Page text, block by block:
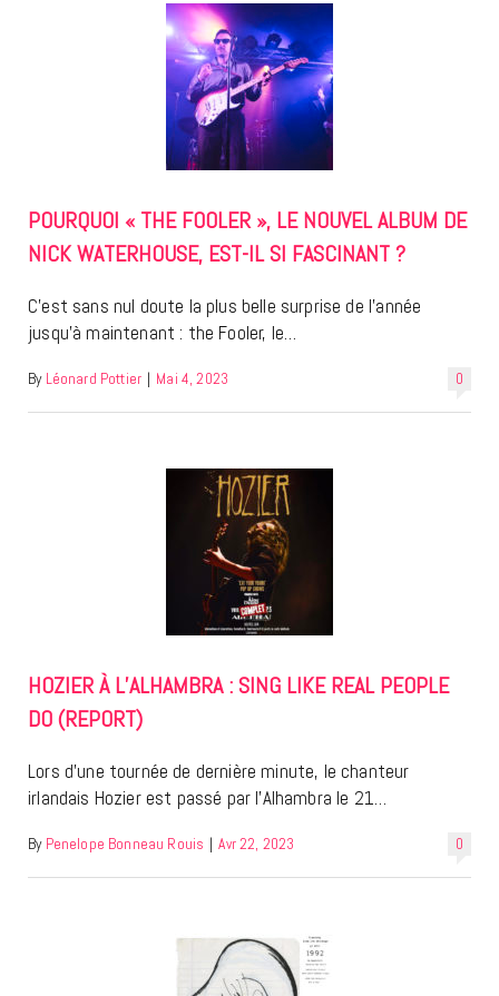
POURQUOI « THE FOOLER », LE NOUVEL ALBUM DE
NICK WATERHOUSE, EST-IL SI FASCINANT ?
C’est sans nul doute la plus belle surprise de l’année
jusqu’à maintenant : the Fooler, le…
0
By Léonard Pottier | Mai 4, 2023
HOZIER À L’ALHAMBRA : SING LIKE REAL PEOPLE
DO (REPORT)
Lors d’une tournée de dernière minute, le chanteur
irlandais Hozier est passé par l’Alhambra le 21…
0
By Penelope Bonneau Rouis | Avr 22, 2023